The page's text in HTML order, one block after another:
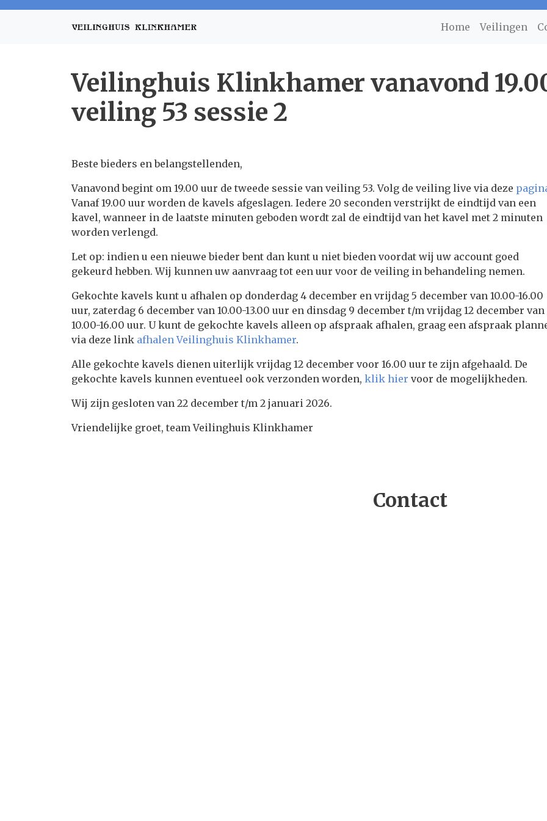
Home Veilingen
Veilinghuis Klinkhamer vanavond
veiling 53 sessie 2
Beste bieders en belangstellenden,
Vanavond begint om 19.00 uur de tweede sessie van veiling 53. Volg de veiling live via deze
Vanaf 19.00 uur worden de kavels afgeslagen. Iedere 20 seconden verstrijkt de eindtijd van een
kavel, wanneer in de laatste minuten geboden wordt zal de eindtijd van het kavel met 2 minuten
worden verlengd.
Let op: indien u een nieuwe bieder bent dan kunt u niet bieden voordat wij uw account goed
gekeurd hebben. Wij kunnen uw aanvraag tot een uur voor de veiling in behandeling nemen.
Gekochte kavels kunt u afhalen op donderdag 4 december en vrijdag 5 december van 10.00-16.00
uur, zaterdag 6 december van 10.00-13.00 uur en dinsdag 9 december t/m vrijdag 12 december van
10.00-16.00 uur. U kunt de gekochte kavels alleen op afspraak afhalen, graag een afspraak
via deze link afhalen Veilinghuis Klinkhamer.
Alle gekochte kavels dienen uiterlijk vrijdag 12 december voor 16.00 uur te zijn afgehaald. De
gekochte kavels kunnen eventueel ook verzonden worden, klik hier voor de mogelijkheden.
Wij zijn gesloten van 22 december t/m 2 januari 2026.
Vriendelijke groet, team Veilinghuis Klinkhamer
Contact